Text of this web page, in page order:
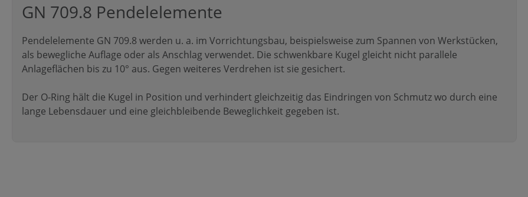
GN 709.8 Pendelelemente
Pendelelemente GN 709.8 werden u. a. im Vorrichtungsbau, beispielsweise zum Spannen von Werkstücken,
als bewegliche Auflage oder als Anschlag verwendet. Die schwenkbare Kugel gleicht nicht parallele
Anlageflächen bis zu 10° aus. Gegen weiteres Verdrehen ist sie gesichert.
Der O-Ring hält die Kugel in Position und verhindert gleichzeitig das Eindringen von Schmutz wo durch eine
lange Lebensdauer und eine gleichbleibende Beweglichkeit gegeben ist.